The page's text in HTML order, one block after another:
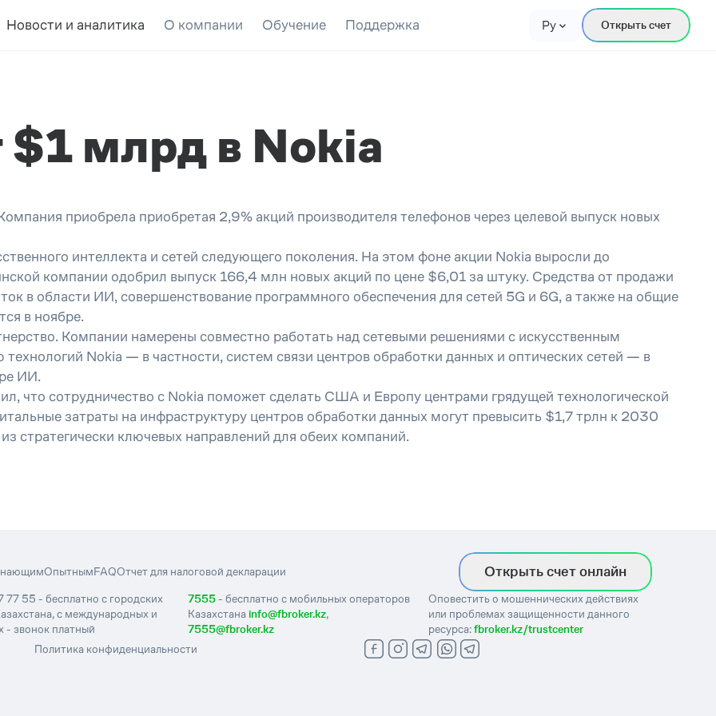
Новости и аналитика О компании Обучение Поддержка Ру Открыть счет
млрд в Nokia
приобрела приобретая 2,9% акций производителя телефонов через целевой выпуск новых
интеллекта и сетей следующего поколения. На этом фоне акции Nokia выросли до
компании одобрил выпуск 166,4 млн новых акций по цене $6,01 за штуку. Средства от продажи
в области ИИ, совершенствование программного обеспечения для сетей 5G и 6G, а также на общие
в ноябре.
Компании намерены совместно работать над сетевыми решениями с искусственным
Nokia — в частности, систем связи центров обработки данных и оптических сетей — в
ИИ.
что сотрудничество с Nokia поможет сделать США и Европу центрами грядущей технологической
затраты на инфраструктуру центров обработки данных могут превысить $1,7 трлн к 2030
стратегически ключевых направлений для обеих компаний.
ОпытнымFAQОтчет для налоговой декларации Открыть счет онлайн
77 55 - бесплатно с городских
с международных и
- звонок платный
7555- бесплатно с мобильных операторов
Казахстанаinfo@fbroker.kz,
7555@fbroker.kz
Оповестить о мошеннических действиях
или проблемах защищенности данного
ресурса:fbroker.kz/trustcenter
Политика конфиденциальности